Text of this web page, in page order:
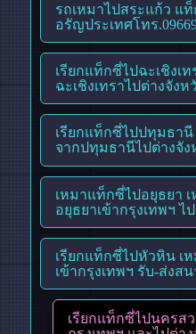
รถเหมาไปสระแก้ว แ
อรัญประเทศโทร
เรียกแท็กซี่ไปฉะเชิงเ
ฉะเชิงเทราไปต่างจังห
เรียกแท็กซี่ไปปทุมธา
จากปทุมธานีไปต่างจัง
เหมาแท็กซี่ไปอยุธยา
อยุธยาเข้ากรุงเทพฯ ไ
เรียกแท็กซี่ไปหัวหิน เ
เข้ากรุงเทพฯ รับ-ส่งส
เรียกแท็กซี่ไปนครส